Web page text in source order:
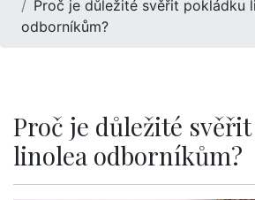
Proč je důležité svěřit pokládku
odborníkům?
Proč je důležité
linolea odborníkům?